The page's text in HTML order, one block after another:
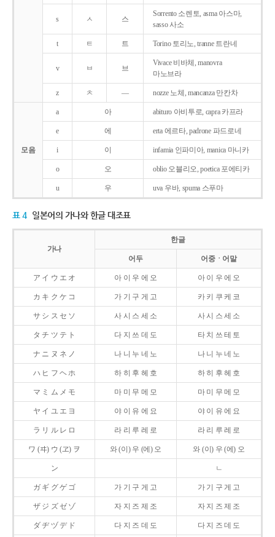
s ㅅ 스
Sorrento 소렌토, asma 아스마,
sasso 사소
t ㅌ 트 Torino 토리노, tranne 트란네
v ㅂ 브
Vivace 비바체, manovra
마노브라
z ㅊ ― nozze 노체, mancanza 만칸차
모음
a 아 abituro 아비투로, capra 카프라
e 에 erta 에르타, padrone 파드로네
i 이 infamia 인파미아, manica 마니카
o 오 oblio 오블리오, poetica 포에티카
u 우 uva 우바, spuma 스푸마
표 4 일본어의 가나와 한글 대조표
가나
한글
어두 어중ㆍ어말
ア イ ウ エ オ 아 이 우 에 오 아 이 우 에 오
カ キ ク ケ コ 가 기 구 게 고 카 키 쿠 케 코
サ シ ス セ ソ 사 시 스 세 소 사 시 스 세 소
タ チ ツ テ ト 다 지 쓰 데 도 타 치 쓰 테 토
ナ ニ ヌ ネ ノ 나 니 누 네 노 나 니 누 네 노
ハ ヒ フ ヘ ホ 하 히 후 헤 호 하 히 후 헤 호
マ ミ ム メ モ 마 미 무 메 모 마 미 무 메 모
ヤ イ ユ エ ヨ 야 이 유 에 요 야 이 유 에 요
ラ リ ル レ ロ 라 리 루 레 로 라 리 루 레 로
ワ (ヰ) ウ (ヱ) ヲ 와 (이) 우 (에) 오 와 (이) 우 (에) 오
ン ㄴ
ガ ギ グ ゲ ゴ 가 기 구 게 고 가 기 구 게 고
ザ ジ ズ ゼ ゾ 자 지 즈 제 조 자 지 즈 제 조
ダ ヂ ヅ デ ド 다 지 즈 데 도 다 지 즈 데 도